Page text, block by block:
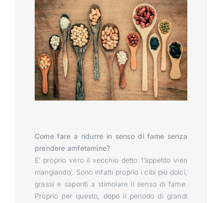
Come fare a ridurre in senso di fame senza
prendere amfetamine?
E’ proprio vero il vecchio detto ‘l’appetito vien
mangiando’. Sono infatti proprio i cibi più dolci,
grassi e saporiti a stimolare il senso di fame.
Proprio per questo, dopo il periodo di grandi